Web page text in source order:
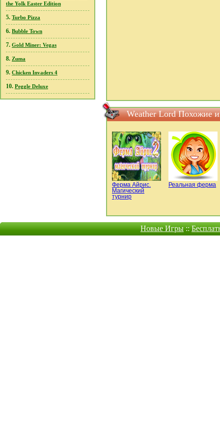
the Yolk Easter Edition
5. Turbo Pizza
6. Bubble Town
7. Gold Miner: Vegas
8. Zuma
9. Chicken Invaders 4
10. Peggle Deluxe
Weather Lord Похожие
Ферма Айрис.
Магический
турнир
Реальная ферма
Новые Игры::